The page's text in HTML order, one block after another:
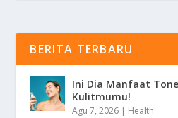
BERITA TERBARU
Ini Dia Manfaat
Kulitmumu!
Agu 7, 2026 | Health